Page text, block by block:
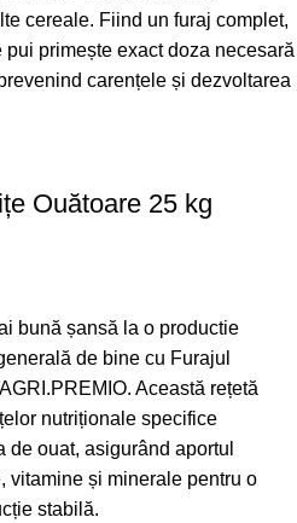
cereale. Fiind un furaj complet,
primește exact doza necesară
carențele și dezvoltarea
Ouătoare 25 kg
bună șansă la o productie
de bine cu Furajul
Această rețetă
nutriționale specifice
ouat, asigurând aportul
vitamine și minerale pentru o
stabilă.